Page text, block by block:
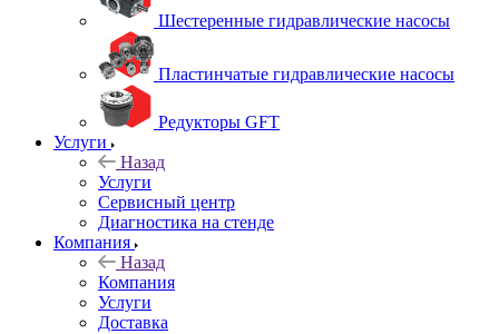
Шестеренные гидравлические насосы
Пластинчатые гидравлические насосы
Редукторы GFT
Услуги
Назад
Услуги
Сервисный центр
Диагностика на стенде
Компания
Назад
Компания
Услуги
Доставка